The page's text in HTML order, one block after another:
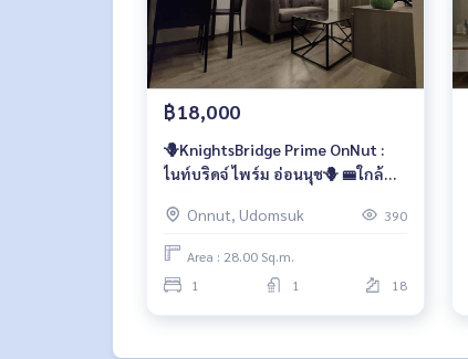
- Habito Mall (T77) : 350 เมตร
- รร.นานาชาติ Bangkok Prep : 600 เมตร
- People Park : 650 เมตร
- Century The Movie Plaza : 700 เมตร
- Tesco Lotus : 750 เมตร
- The Beacon Place : 800 เมตร
- Summer Hill : 1.3 กม.
- รพ.กล้วยน้ำไท : 2 กม.
- Gateway เอกมัย : 2.2 กม.
🥰 ติดต่อ
฿18,000
🪻KnightsBridge Prime OnNut :
ไนท์บริดจ์ ไพร์ม อ่อนนุช🪻 🚝ใกล้
เมตร. 🔥 ห้องสวยราคาเช่าสุดคุ้ม
Onnut, Udomsuk 390
Area : 28.00 Sq.m.
1
1 18